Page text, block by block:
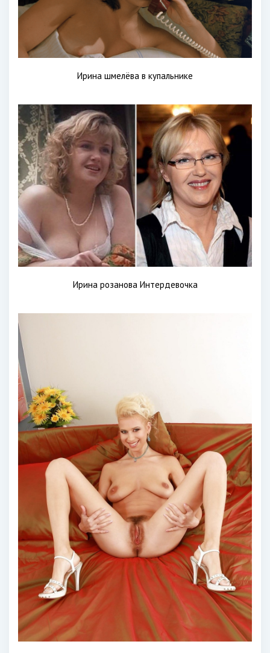
Ирина шмелёва в купальнике
Ирина розанова Интердевочка